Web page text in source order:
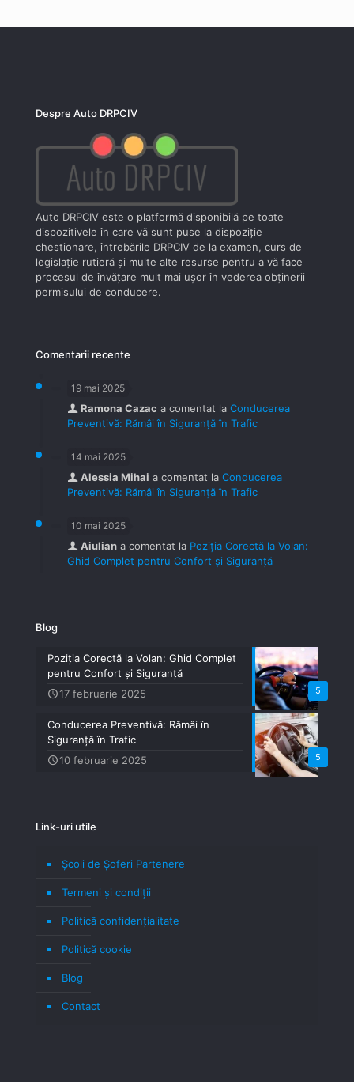
Despre Auto DRPCIV
Auto DRPCIV este o platformă disponibilă pe toate
dispozitivele în care vă sunt puse la dispoziţie
chestionare, întrebările DRPCIV de la examen, curs de
legislaţie rutieră şi multe alte resurse pentru a vă face
procesul de învăţare mult mai uşor în vederea obţinerii
permisului de conducere.
Comentarii recente
19 mai 2025
Ramona Cazac a comentat la Conducerea
Preventivă: Rămâi în Siguranță în Trafic
14 mai 2025
Alessia Mihai a comentat la Conducerea
Preventivă: Rămâi în Siguranță în Trafic
10 mai 2025
Aiulian a comentat la Poziția Corectă la Volan:
Ghid Complet pentru Confort și Siguranță
Blog
5
Poziția Corectă la Volan: Ghid Complet
pentru Confort și Siguranță
17 februarie 2025
5
Conducerea Preventivă: Rămâi în
Siguranță în Trafic
10 februarie 2025
Link-uri utile
Școli de Șoferi Partenere
Termeni şi condiţii
Politică confidenţialitate
Politică cookie
Blog
Contact